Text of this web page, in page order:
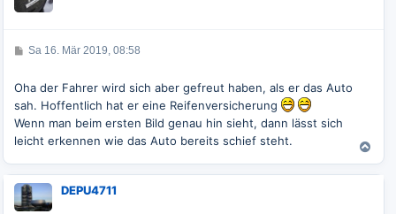
B
t
r
a
g
Sa 16. Mär 2019, 08:58
Oha der Fahrer wird sich aber gefreut haben, als er das Auto
sah. Hoffentlich hat er eine Reifenversicherung
Wenn man beim ersten Bild genau hin sieht, dann lässt sich
leicht erkennen wie das Auto bereits schief steht.
N
a
DEPU4711